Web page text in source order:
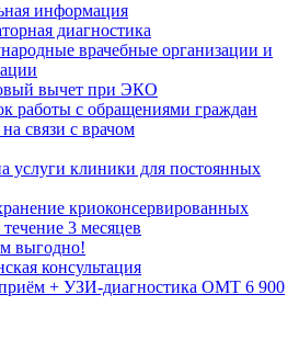
информация
диагностика
врачебные организации и
вычет при ЭКО
работы с обращениями граждан
связи с врачом
услуги клиники для постоянных
криоконсервированных
3 месяцев
выгодно!
консультация
+ УЗИ-диагностика ОМТ 6 900